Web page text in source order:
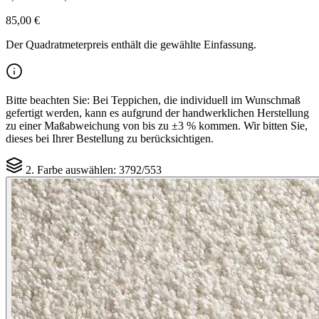
85,00 €
Der Quadratmeterpreis enthält die gewählte Einfassung.
Bitte beachten Sie: Bei Teppichen, die individuell im Wunschmaß
gefertigt werden, kann es aufgrund der handwerklichen Herstellung
zu einer Maßabweichung von bis zu ±3 % kommen. Wir bitten Sie,
dieses bei Ihrer Bestellung zu berücksichtigen.
2. Farbe auswählen: 3792/553